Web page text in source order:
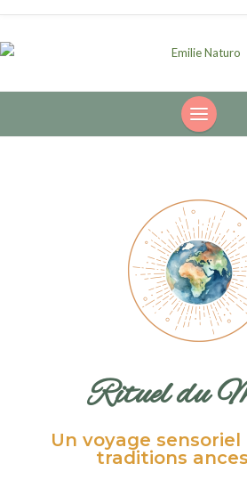
Rituel du
Un voyage
traditions